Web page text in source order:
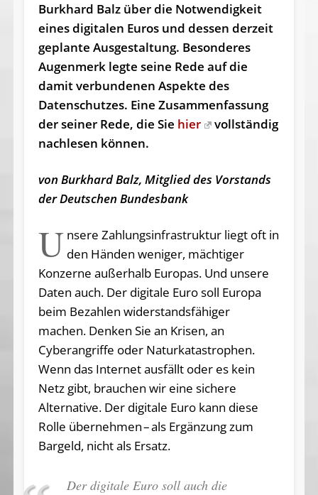
Burkhard Balz über die Notwendigkeit
eines digitalen Euros und dessen derzeit
geplante Ausgestaltung. Besonderes
Augenmerk legte seine Rede auf die
damit verbundenen Aspekte des
Datenschutzes. Eine Zusammenfassung
der seiner Rede, die Sie hier
vollständig
nachlesen können.
von Burkhard Balz, Mitglied des Vorstands
der Deutschen Bundesbank
U nsere Zahlungsinfrastruktur liegt oft in
den Händen weniger, mächtiger
Konzerne außerhalb Europas. Und unsere
Daten auch. Der digitale Euro soll Europa
beim Bezahlen widerstandsfähiger
machen. Denken Sie an Krisen, an
Cyberangriffe oder Naturkatastrophen.
Wenn das Internet ausfällt oder es kein
Netz gibt, brauchen wir eine sichere
Alternative. Der digitale Euro kann diese
Rolle übernehmen – als Ergänzung zum
Bargeld, nicht als Ersatz.
Der digitale Euro soll auch die